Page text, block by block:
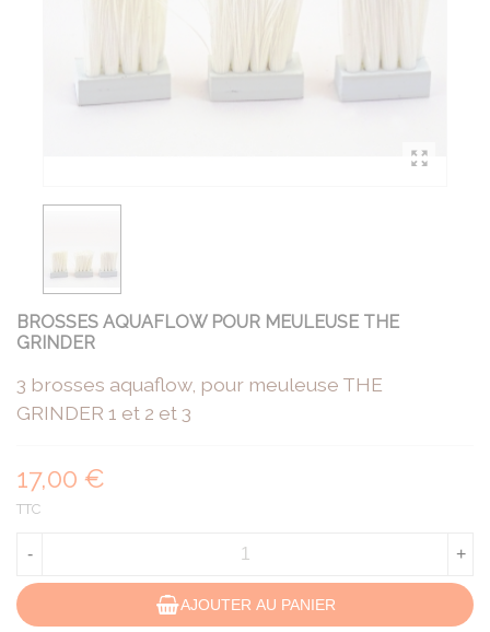
BROSSES AQUAFLOW POUR MEULEUSE THE
GRINDER
3 brosses aquaflow, pour meuleuse THE
GRINDER 1 et 2 et 3
17,00 €
TTC
- +
AJOUTER AU PANIER